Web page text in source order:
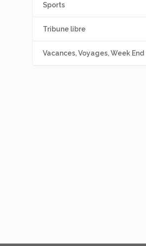
Sports
Tribune libre
Vacances, Voyages, Week End